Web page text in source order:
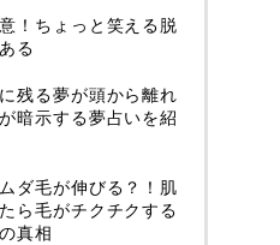
！ちょっと笑える脱
る
残る夢が頭から離れ
暗示する夢占いを紹
ダ毛が伸びる？！肌
ら毛がチクチクする
真相